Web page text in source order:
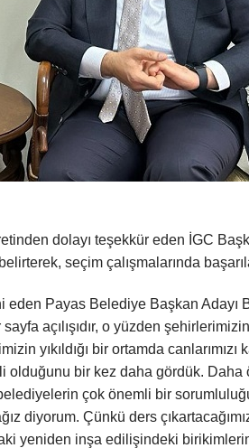
dolayı teşekkür eden İGC
seçim çalışmalarında
Payas Belediye Başkan Adayı
açılışıdır, o yüzden
yıkıldığı bir ortamda canlarımızı
bir kez daha gördük. Daha
çok önemli bir
diyorum. Çünkü ders
yeniden inşa edilişindeki